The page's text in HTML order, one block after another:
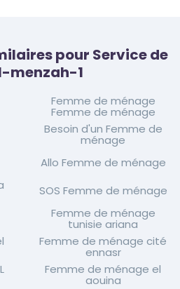
pour Service de
menzah-1
Femme de ménage
Femme de ménage
Besoin d'un Femme de
ménage
Allo Femme de ménage
SOS Femme de ménage
Femme de ménage
tunisie ariana
Femme de ménage cité
ennasr
Femme de ménage el
aouina